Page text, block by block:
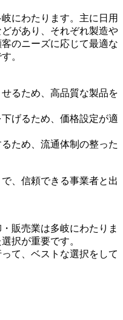
にわたります。主に日用
があり、それぞれ製造や
のニーズに応じて最適な
。
るため、高品質な製品を
げるため、価格設定が適
ため、流通体制の整った
、信頼できる事業者と出
販売業は多岐にわたりま
択が重要です。
て、ベストな選択をして